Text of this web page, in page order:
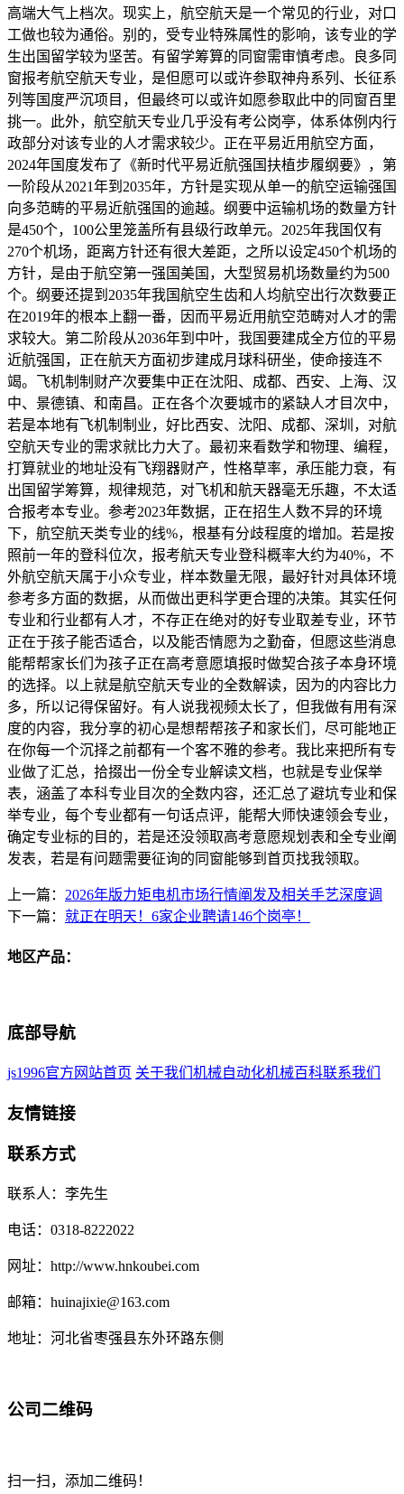
高端大气上档次。现实上，航空航天是一个常见的行业，对口
工做也较为通俗。别的，受专业特殊属性的影响，该专业的学
生出国留学较为坚苦。有留学筹算的同窗需审慎考虑。良多同
窗报考航空航天专业，是但愿可以或许参取神舟系列、长征系
列等国度严沉项目，但最终可以或许如愿参取此中的同窗百里
挑一。此外，航空航天专业几乎没有考公岗亭，体系体例内行
政部分对该专业的人才需求较少。正在平易近用航空方面，
2024年国度发布了《新时代平易近航强国扶植步履纲要》，第
一阶段从2021年到2035年，方针是实现从单一的航空运输强国
向多范畴的平易近航强国的逾越。纲要中运输机场的数量方针
是450个，100公里笼盖所有县级行政单元。2025年我国仅有
270个机场，距离方针还有很大差距，之所以设定450个机场的
方针，是由于航空第一强国美国，大型贸易机场数量约为500
个。纲要还提到2035年我国航空生齿和人均航空出行次数要正
在2019年的根本上翻一番，因而平易近用航空范畴对人才的需
求较大。第二阶段从2036年到中叶，我国要建成全方位的平易
近航强国，正在航天方面初步建成月球科研坐，使命接连不
竭。飞机制制财产次要集中正在沈阳、成都、西安、上海、汉
中、景德镇、和南昌。正在各个次要城市的紧缺人才目次中，
若是本地有飞机制制业，好比西安、沈阳、成都、深圳，对航
空航天专业的需求就比力大了。最初来看数学和物理、编程，
打算就业的地址没有飞翔器财产，性格草率，承压能力衰，有
出国留学筹算，规律规范，对飞机和航天器毫无乐趣，不太适
合报考本专业。参考2023年数据，正在招生人数不异的环境
下，航空航天类专业的线%，根基有分歧程度的增加。若是按
照前一年的登科位次，报考航天专业登科概率大约为40%，不
外航空航天属于小众专业，样本数量无限，最好针对具体环境
参考多方面的数据，从而做出更科学更合理的决策。其实任何
专业和行业都有人才，不存正在绝对的好专业取差专业，环节
正在于孩子能否适合，以及能否情愿为之勤奋，但愿这些消息
能帮帮家长们为孩子正在高考意愿填报时做契合孩子本身环境
的选择。以上就是航空航天专业的全数解读，因为的内容比力
多，所以记得保留好。有人说我视频太长了，但我做有用有深
度的内容，我分享的初心是想帮帮孩子和家长们，尽可能地正
在你每一个沉择之前都有一个客不雅的参考。我比来把所有专
业做了汇总，拾掇出一份全专业解读文档，也就是专业保举
表，涵盖了本科专业目次的全数内容，还汇总了避坑专业和保
举专业，每个专业都有一句话点评，能帮大师快速领会专业，
确定专业标的目的，若是还没领取高考意愿规划表和全专业阐
发表，若是有问题需要征询的同窗能够到首页找我领取。
上一篇： 2026年版力矩电机市场行情阐发及相关手艺深度调
下一篇： 就正在明天！6家企业聘请146个岗亭！
地区产品：
底部导航
js1996官方网站首页 关于我们 机械自动化机械百科联系我们
友情链接
联系方式
联系人：李先生
电话：0318-8222022
网址：http://www.hnkoubei.com
邮箱：huinajixie@163.com
地址：河北省枣强县东外环路东侧
公司二维码
扫一扫，添加二维码！